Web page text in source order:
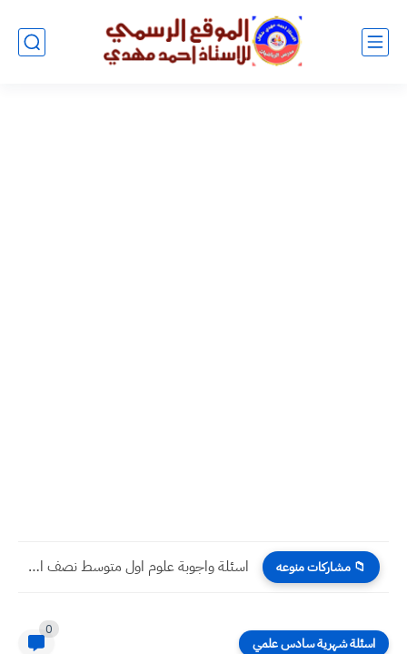
📁 مشاركات منوعه اسئلة واجوبة علوم اول متوسط نصف السنة 2023
اسئلة شهرية سادس علمي
0